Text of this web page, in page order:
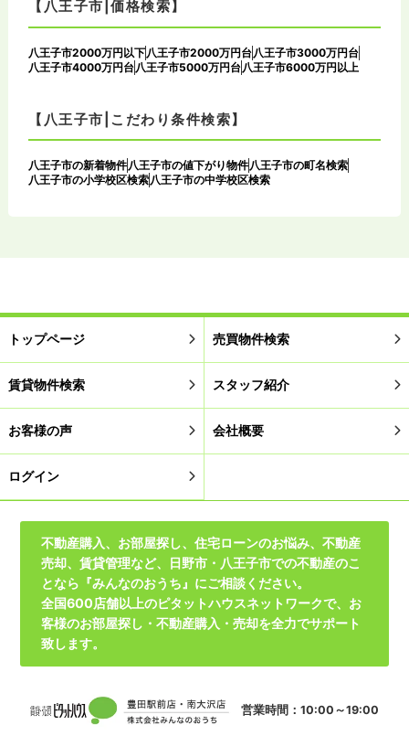
【八王子市|価格検索】
八王子市2000万円以下八王子市2000万円台八王子市3000万円台
八王子市4000万円台八王子市5000万円台八王子市6000万円以上
【八王子市|こだわり条件検索】
八王子市の新着物件八王子市の値下がり物件八王子市の町名検索
八王子市の小学校区検索八王子市の中学校区検索
トップページ 売買物件検索
賃貸物件検索 スタッフ紹介
お客様の声 会社概要
ログイン
不動産購入、お部屋探し、住宅ローンのお悩み、不動産
売却、賃貸管理など、日野市・八王子市での不動産のこ
となら『みんなのおうち』にご相談ください。
全国600店舗以上のピタットハウスネットワークで、お
客様のお部屋探し・不動産購入・売却を全力でサポート
致します。
営業時間：10:00～19:00